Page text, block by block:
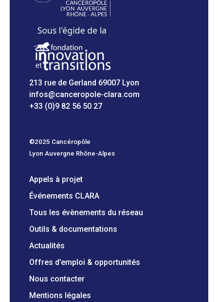
213 rue de Gerland 69007 Lyon
infos@canceropole-clara.com
+33 (0)9 82 56 50 27
©2025 Cancéropôle
Lyon Auvergne Rhône-Alpes
Appels à projet
Événements CLARA
Tous les évènements du réseau
Outils & documentations
Actualités
Offres d’emploi & opportunités
Nous contacter
Mentions légales